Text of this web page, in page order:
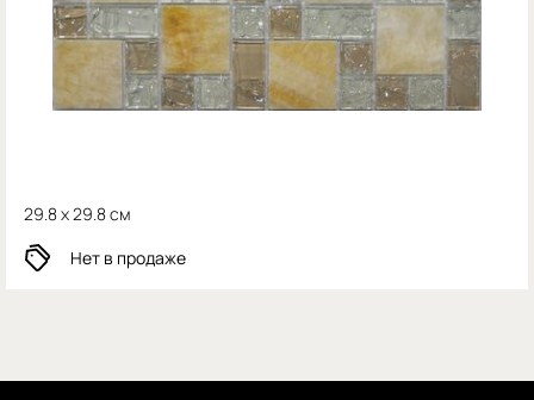
29.8 x 29.8 см
Нет в продаже